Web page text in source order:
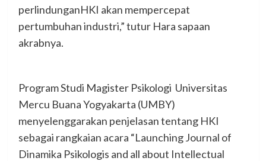
perlindunganHKI akan mempercepat
pertumbuhan industri,” tutur Hara sapaan
akrabnya.
Program Studi Magister Psikologi Universitas
Mercu Buana Yogyakarta (UMBY)
menyelenggarakan penjelasan tentang HKI
sebagai rangkaian acara “Launching Journal of
Dinamika Psikologis and all about Intellectual